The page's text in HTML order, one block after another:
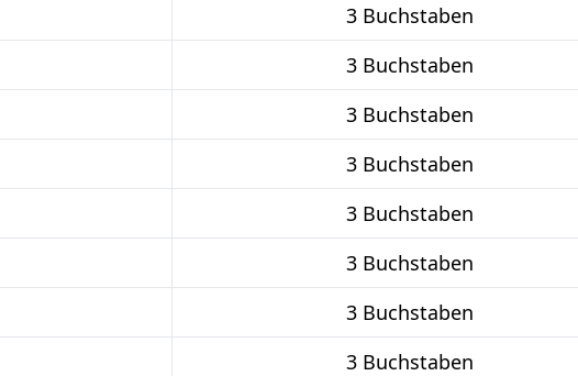
3 Buchstaben
3 Buchstaben
3 Buchstaben
3 Buchstaben
3 Buchstaben
3 Buchstaben
3 Buchstaben
3 Buchstaben